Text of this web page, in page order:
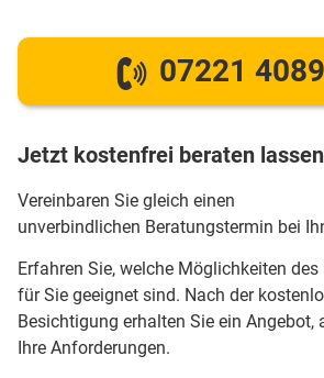
07221
Jetzt kostenfrei beraten
Vereinbaren Sie gleich einen
unverbindlichen Beratungstermin bei
Erfahren Sie, welche Möglichkeiten
für Sie geeignet sind. Nach der
Besichtigung erhalten Sie ein
Ihre Anforderungen.